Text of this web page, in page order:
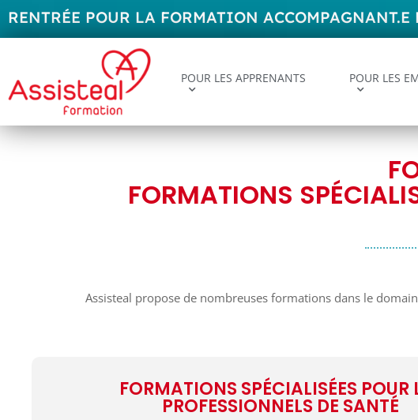
RENTRÉE POUR LA FORMATION
POUR LES APPRENANTS POUR LES
FORMATIONS
Assisteal propose de nombreuses formations dans le
FORMATIONS SPÉCIALISÉES POUR
PROFESSIONNELS DE SANTÉ